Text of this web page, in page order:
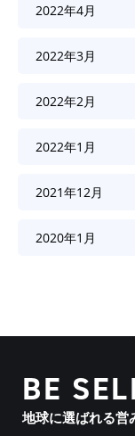
2022年4月
2022年3月
2022年2月
2022年1月
2021年12月
2020年1月
BE
地球に選ばれる営